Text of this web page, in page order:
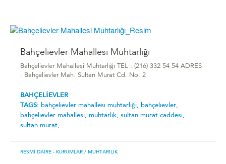
Bahçelievler Mahallesi Muhtarlığı
Bahçelievler Mahallesi Muhtarlığı TEL : (216) 332 54 54 ADRES
: Bahçelievler Mah. Sultan Murat Cd. No: 2
BAHÇELİEVLER
TAGS: bahçelievler mahallesi muhtarlığı, bahçelievler,
bahçelievler mahallesi, muhtarlık, sultan murat caddesi,
sultan murat,
RESMI DAIRE - KURUMLAR / MUHTARILIK